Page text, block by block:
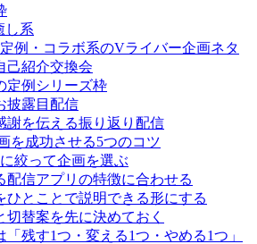
し系
例・コラボ系のVライバー企画ネタ
己紹介交換会
定例シリーズ枠
披露目配信
謝を伝える振り返り配信
を成功させる5つのコツ
絞って企画を選ぶ
配信アプリの特徴に合わせる
ひとことで説明できる形にする
切替案を先に決めておく
「残す1つ・変える1つ・やめる1つ」